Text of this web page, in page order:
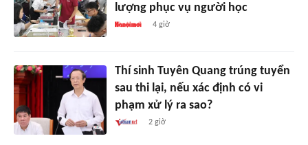
lượng phục vụ người học
4 giờ
Thí sinh Tuyên Quang trúng tuyển
sau thi lại, nếu xác định có vi
phạm xử lý ra sao?
2 giờ